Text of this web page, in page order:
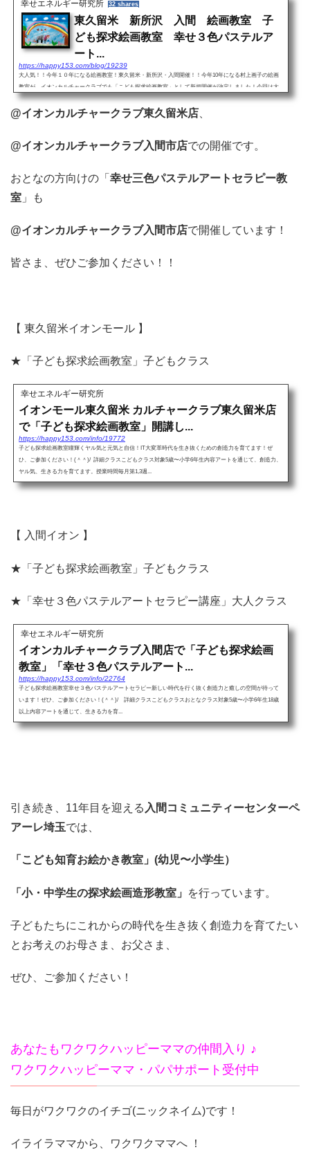
幸せエネルギー研究所 32 shares
東久留米 新所沢 入間 絵画教室 子
ども探求絵画教室 幸せ３色パステルア
ート...
https://happy153.com/blog/19239
大人気！！今年１０年になる絵画教室！東久留米・新所沢・入間開催！！今年10年になる村上画子の絵画
教室が、イオンカルチャークラブでも「こども探求絵画教室」として新規開催が決定しました！今回は大
きなリニューアルがあり、新しく生まれ変わり、さらに進化した...
@イオンカルチャークラブ東久留米店
@イオンカルチャークラブ入間市店での開催です。
おとなの方向けの「 幸せ三色パステルアートセラピー教
室 」も
@イオンカルチャークラブ入間市店で開催しています！
皆さま、ぜひご参加ください！！
【 東久留米イオンモール 】
★「子ども探求絵画教室」子どもクラス
幸せエネルギー研究所
イオンモール東久留米 カルチャークラブ東久留米店
で「子ども探求絵画教室」開講し...
https://happy153.com/info/19772
子ども探求絵画教室瞳輝くヤル気と元気と自信！IT大変革時代を生き抜くための創造力を育てます！ぜ
ひ、ご参加ください！(＾＾)/ 詳細クラスこどもクラス対象5歳〜小学6年生内容アートを通じて、創造力、
ヤル気、生きる力を育てます。授業時間毎月第1,3週...
【 入間イオン 】
★「子ども探求絵画教室」子どもクラス
★「幸せ３色パステルアートセラピー講座」大人クラス
幸せエネルギー研究所
イオンカルチャークラブ入間店で「子ども探求絵画
教室」「幸せ３色パステルアート...
https://happy153.com/info/22764
子ども探求絵画教室幸せ３色パステルアートセラピー新しい時代を行く抜く創造力と癒しの空間が待って
います！ぜひ、ご参加ください！(＾＾)/ 詳細クラスこどもクラスおとなクラス対象5歳〜小学6年生18歳
以上内容アートを通じて、生きる力を育...
引き続き、11年目を迎える 入間コミュニティーセンターペ
アーレ埼玉では、
「こども知育お絵かき教室」(幼児〜小学生）
「小・中学生の探求絵画造形教室」 を行っています。
子どもたちにこれからの時代を生き抜く創造力を育てたい
とお考えのお母さま、お父さま、
ぜひ、ご参加ください！
あなたもワクワクハッピーママの仲間入り ♪
ワクワクハッピーママ・パパサポート受付中
毎日がワクワクのイチゴ(ニックネイム)です！
イライラママから、ワクワクママへ ！